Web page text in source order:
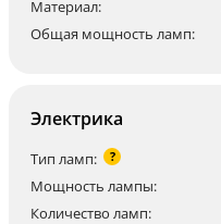
Материал:
Общая мощность ламп:
Электрика
Тип ламп: ?
Мощность лампы:
Количество ламп: